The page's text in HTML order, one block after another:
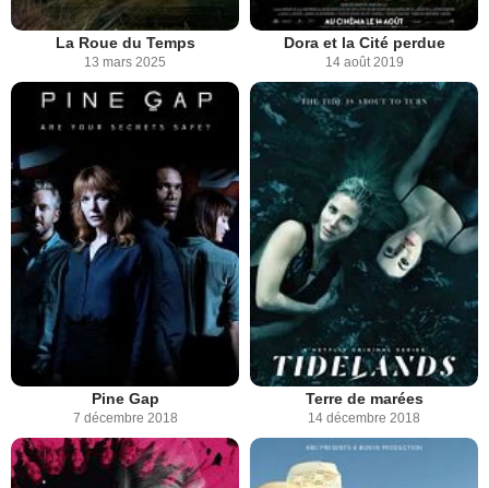
La Roue du Temps
13 mars 2025
Dora et la Cité perdue
14 août 2019
Pine Gap
7 décembre 2018
Terre de marées
14 décembre 2018